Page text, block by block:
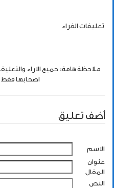
تعليقات القراء
ملاحظة هامة: جميع الاراء
اصحابها
أضف تعليق
الاسم
عنوان
المقال
النص